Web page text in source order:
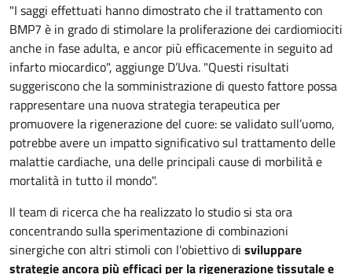
"I saggi effettuati hanno dimostrato che il trattamento con
BMP7 è in grado di stimolare la proliferazione dei cardiomiociti
anche in fase adulta, e ancor più efficacemente in seguito ad
infarto miocardico", aggiunge D’Uva. "Questi risultati
suggeriscono che la somministrazione di questo fattore possa
rappresentare una nuova strategia terapeutica per
promuovere la rigenerazione del cuore: se validato sull’uomo,
potrebbe avere un impatto significativo sul trattamento delle
malattie cardiache, una delle principali cause di morbilità e
mortalità in tutto il mondo".
Il team di ricerca che ha realizzato lo studio si sta ora
concentrando sulla sperimentazione di combinazioni
sinergiche con altri stimoli con l'obiettivo di sviluppare
strategie ancora più efficaci per la rigenerazione tissutale e